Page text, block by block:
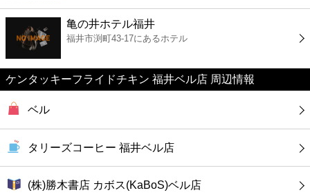
薬局
スーパー
エンタメ
レジャー
書店
亀の井ホテル福井
福井市渕町43-17にあるホテル
ケンタッキーフライドチキン 福井ベル店 周辺情報
ベル
タリーズコーヒー 福井ベル店
(株)勝木書店 カボス(KaBoS)ベル店